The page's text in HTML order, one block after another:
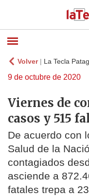
Volver| La Tecla
9 de octubre de 2020
Viernes de
casos y 515
De acuerdo con
Salud de la
contagiados
asciende a
fatales trepa a